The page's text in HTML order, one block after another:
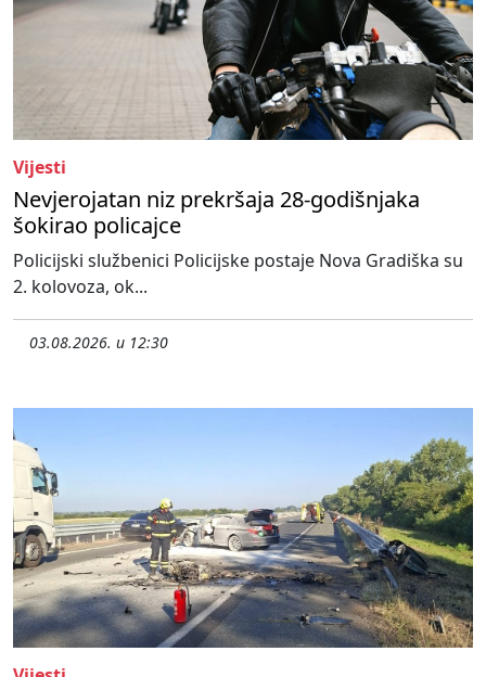
Vijesti
Nevjerojatan niz prekršaja 28-godišnjaka
šokirao policajce
Policijski službenici Policijske postaje Nova Gradiška su
2. kolovoza, ok...
03.08.2026. u 12:30